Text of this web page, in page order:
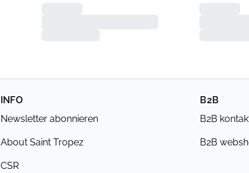
INFO
Newsletter abonnieren
About Saint Tropez
CSR
B2B
B2B
B2B